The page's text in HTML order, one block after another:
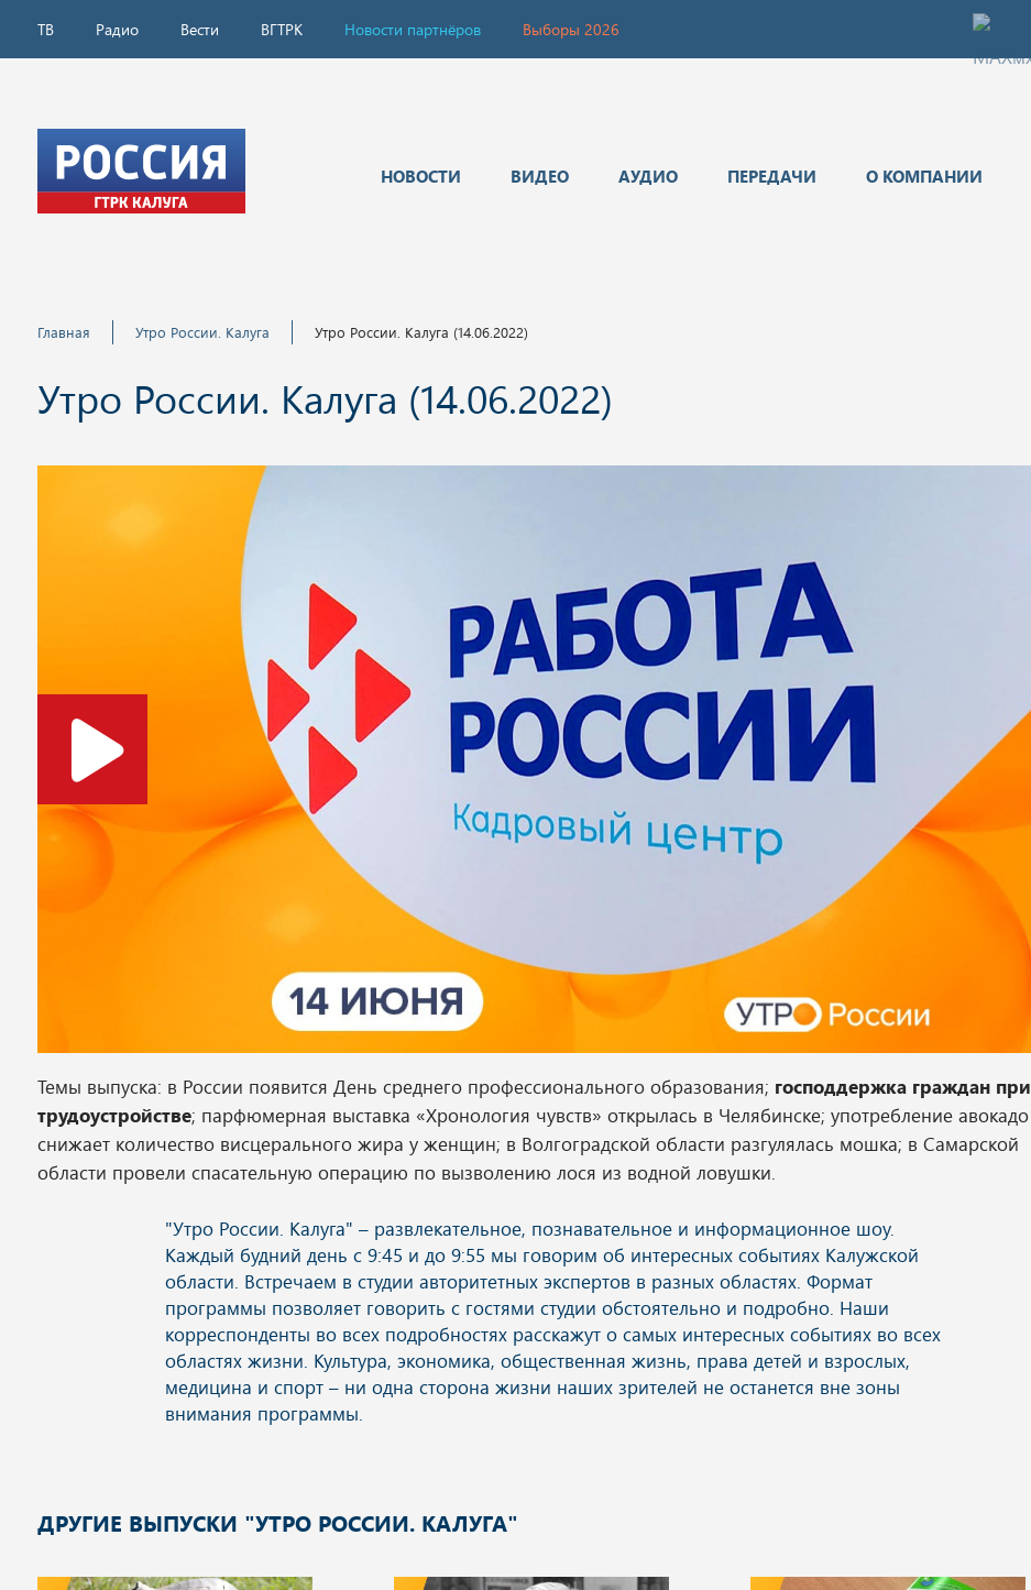
ТВ Радио Вести ВГТРК Новости партнёров Выборы 2026
НОВОСТИ ВИДЕО АУДИО ПЕРЕДАЧИ О КОМПАНИИ
Главная Утро России. Калуга Утро России. Калуга (14.06.2022)
Утро России. Калуга (14.06.2022)
Темы выпуска: в России появится День среднего профессионального образования; господдержка граждан при
трудоустройстве; парфюмерная выставка «Хронология чувств» открылась в Челябинске; употребление авокадо
снижает количество висцерального жира у женщин; в Волгоградской области разгулялась мошка; в Самарской
области провели спасательную операцию по вызволению лося из водной ловушки.
ДРУГИЕ ВЫПУСКИ "УТРО РОССИИ. КАЛУГА"